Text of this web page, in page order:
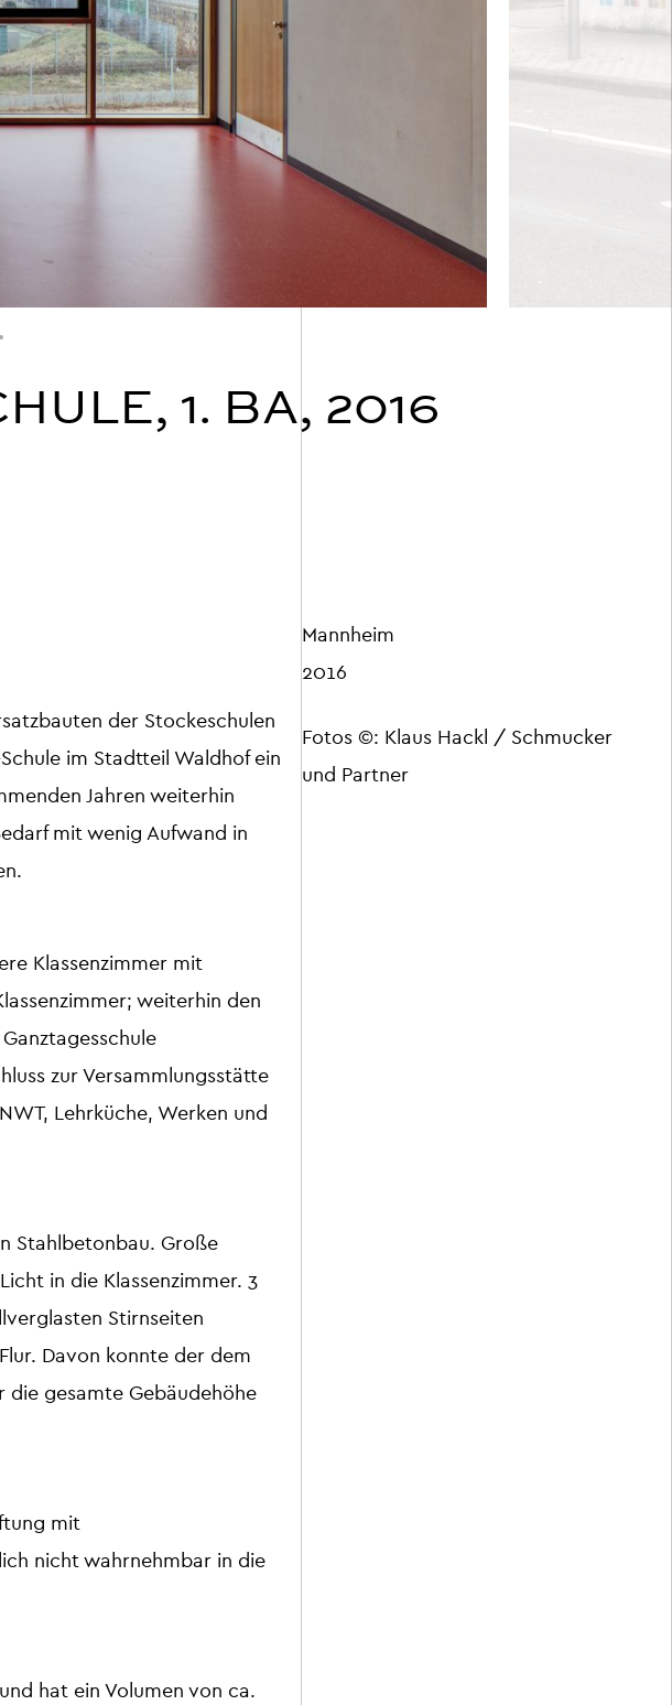
1. BA, 2016
Mannheim
2016
Fotos ©: Klaus Hackl / Schmucker
und Partner
der Stockeschulen
im Stadtteil Waldhof ein
Jahren weiterhin
mit wenig Aufwand in
Klassenzimmer mit
weiterhin den
zur Versammlungsstätte
Lehrküche, Werken und
Stahlbetonbau. Große
in die Klassenzimmer. 3
Stirnseiten
Davon konnte der dem
gesamte Gebäudehöhe
mit
nicht wahrnehmbar in die
hat ein Volumen von ca.